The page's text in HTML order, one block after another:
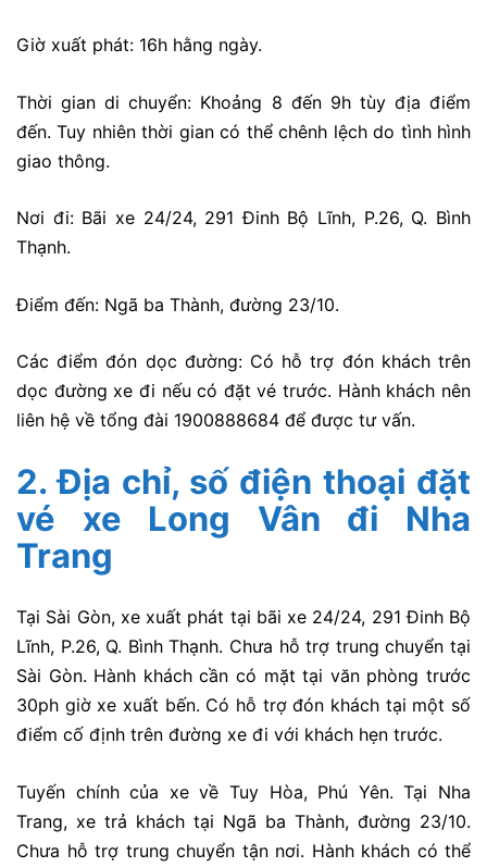
Giờ xuất phát: 16h hằng ngày.
Thời gian di chuyển: Khoảng 8 đến 9h tùy địa điểm
đến. Tuy nhiên thời gian có thể chênh lệch do tình hình
giao thông.
Nơi đi: Bãi xe 24/24, 291 Đinh Bộ Lĩnh, P.26, Q. Bình
Thạnh.
Điểm đến: Ngã ba Thành, đường 23/10.
Các điểm đón dọc đường: Có hỗ trợ đón khách trên
dọc đường xe đi nếu có đặt vé trước. Hành khách nên
liên hệ về tổng đài 1900888684 để được tư vấn.
2. Địa chỉ, số điện thoại đặt
vé xe Long Vân đi Nha
Trang
Tại Sài Gòn, xe xuất phát tại bãi xe 24/24, 291 Đinh Bộ
Lĩnh, P.26, Q. Bình Thạnh. Chưa hỗ trợ trung chuyển tại
Sài Gòn. Hành khách cần có mặt tại văn phòng trước
30ph giờ xe xuất bến. Có hỗ trợ đón khách tại một số
điểm cố định trên đường xe đi với khách hẹn trước.
Tuyến chính của xe về Tuy Hòa, Phú Yên. Tại Nha
Trang, xe trả khách tại Ngã ba Thành, đường 23/10.
Chưa hỗ trợ trung chuyển tận nơi. Hành khách có thể